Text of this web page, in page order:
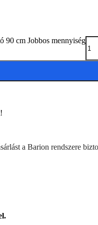
90 cm Jobbos mennyiség
a Barion rendszere